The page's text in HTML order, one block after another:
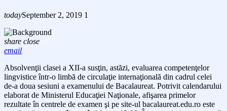
todaySeptember 2, 2019 1
share close
email
Absolvenţii clasei a XII-a susţin, astăzi, evaluarea competenţelor
lingvistice într-o limbă de circulaţie internaţională din cadrul celei
de-a doua sesiuni a examenului de Bacalaureat. Potrivit calendarului
elaborat de Ministerul Educaţiei Naţionale, afişarea primelor
rezultate în centrele de examen şi pe site-ul bacalaureat.edu.ro este